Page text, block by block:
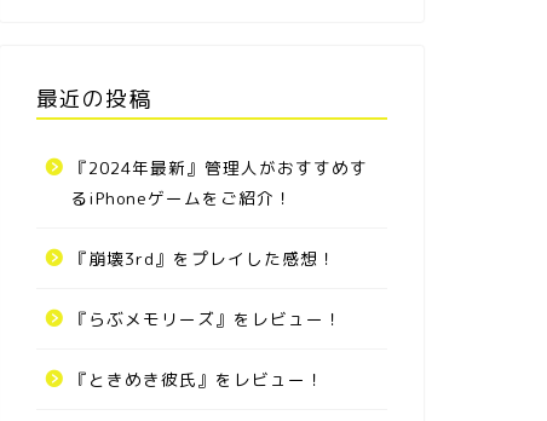
最近の投稿
『2024年最新』管理人がおすすめす
るiPhoneゲームをご紹介！
『崩壊3rd』をプレイした感想！
『らぶメモリーズ』をレビュー！
『ときめき彼氏』をレビュー！